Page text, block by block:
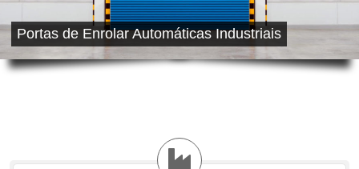
Portas de Enrolar Automáticas Industriais